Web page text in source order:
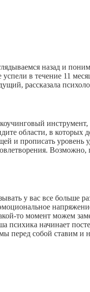
назад и
в течение 11
рассказала
области, в
и прописать
у вас все больше
то момент можем
начинает
перед собой ставим и